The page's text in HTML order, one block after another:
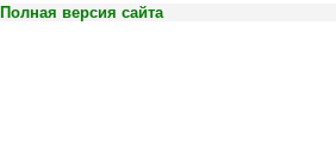
Полная версия сайта